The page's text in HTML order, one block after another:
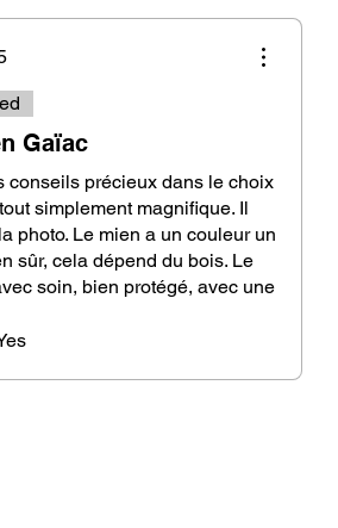
Gaïac
conseils précieux dans le choix
simplement magnifique. Il
photo. Le mien a un couleur un
sûr, cela dépend du bois. Le
soin, bien protégé, avec une
le pendule, qui est très réactif.